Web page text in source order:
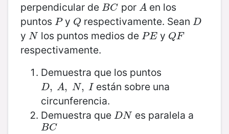
perpendicular de BC
BC por A
Aen los
puntos P
Py Q
Q respectivamente. Sean D
D
y N
Nlos puntos medios de PE
PE y QF
QF
respectivamente.
Demuestra que los puntos
D, A, N, I
D, A, N , I
están sobre una
circunferencia.
Demuestra que DN
DN es paralela a
BC
BC